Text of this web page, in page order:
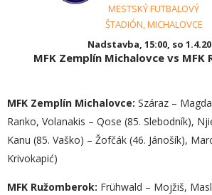
MESTSKÝ FUTBALOVÝ
ŠTADIÓN, MICHALOVCE
Nadstavba, 15:00, so
MFK Zemplín Michalovce vs MFK
MFK Zemplín Michalovce: Száraz –
Ranko, Volanakis – Qose (85. Slebodník),
Kanu (85. Vaško) – Žofčák (46. Jánošík),
Krivokapić)
MFK Ružomberok: Frühwald – Mojžiš,